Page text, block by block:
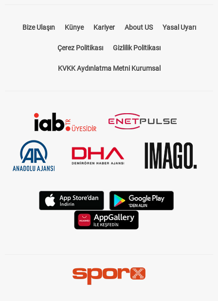
Bize Ulaşın Künye Kariyer About US Yasal Uyarı
Çerez Politikası Gizlilik Politikası
KVKK Aydınlatma Metni Kurumsal